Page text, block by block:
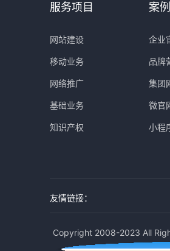
服务项目
网站建设
移动业务
网络推广
基础业务
知识产权
案
企业
品牌
集团
微官
小程
友情链接：
Copyright 2008-2023 All